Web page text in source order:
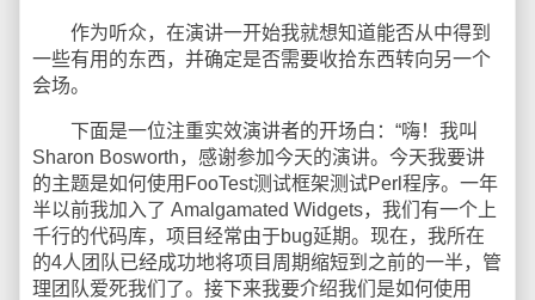
作为听众，在演讲一开始我就想知道能否从中得到
一些有用的东西，并确定是否需要收拾东西转向另一个
会场。
下面是一位注重实效演讲者的开场白：“嗨！我叫
Sharon Bosworth，感谢参加今天的演讲。今天我要讲
的主题是如何使用FooTest测试框架测试Perl程序。一年
半以前我加入了 Amalgamated Widgets，我们有一个上
千行的代码库，项目经常由于bug延期。现在，我所在
的4人团队已经成功地将项目周期缩短到之前的一半，管
理团队爱死我们了。接下来我要介绍我们是如何使用